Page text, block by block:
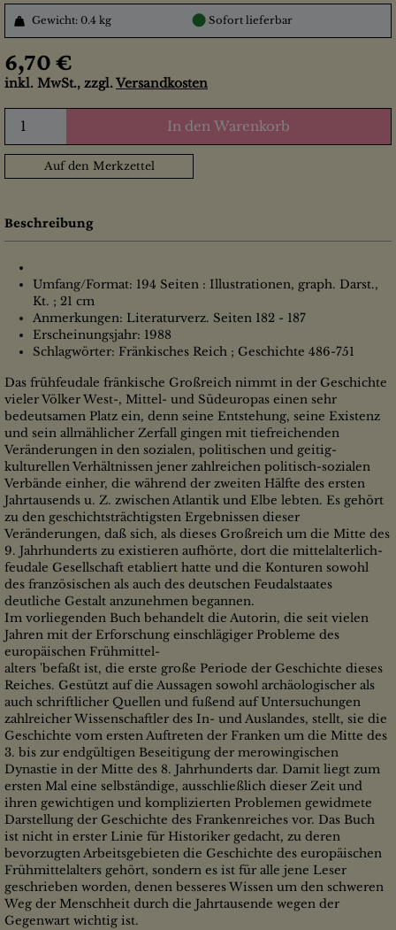
Gewicht: 0.4 kg ● Sofort lieferbar
6,70 €
inkl. MwSt., zzgl. Versandkosten
In den Warenkorb
Auf den Merkzettel
Beschreibung
Umfang/Format: 194 Seiten : Illustrationen, graph. Darst.,
Kt. ; 21 cm
Anmerkungen: Literaturverz. Seiten 182 - 187
Erscheinungsjahr: 1988
Schlagwörter: Fränkisches Reich ; Geschichte 486-751
Das frühfeudale fränkische Großreich nimmt in der Geschichte
vieler Völker West-, Mittel- und Südeuropas einen sehr
bedeutsamen Platz ein, denn seine Entstehung, seine Existenz
und sein allmählicher Zerfall gingen mit tiefreichenden
Veränderungen in den sozialen, politischen und geitig-
kulturellen Verhältnissen jener zahlreichen politisch-sozialen
Verbände einher, die während der zweiten Hälfte des ersten
Jahrtausends u. Z. zwischen Atlantik und Elbe lebten. Es gehört
zu den geschichtsträchtigsten Ergebnissen dieser
Veränderungen, daß sich, als dieses Großreich um die Mitte des
9. Jahrhunderts zu existieren aufhörte, dort die mittelalterlich-
feudale Gesellschaft etabliert hatte und die Konturen sowohl
des französischen als auch des deutschen Feudalstaates
deutliche Gestalt anzunehmen begannen.
Im vorliegenden Buch behandelt die Autorin, die seit vielen
Jahren mit der Erforschung einschlägiger Probleme des
europäischen Frühmittel-
alters 'befaßt ist, die erste große Periode der Geschichte dieses
Reiches. Gestützt auf die Aussagen sowohl archäologischer als
auch schriftlicher Quellen und fußend auf Untersuchungen
zahlreicher Wissenschaftler des In- und Auslandes, stellt, sie die
Geschichte vom ersten Auftreten der Franken um die Mitte des
3. bis zur endgültigen Beseitigung der merowingischen
Dynastie in der Mitte des 8. Jahrhunderts dar. Damit liegt zum
ersten Mal eine selbständige, ausschließlich dieser Zeit und
ihren gewichtigen und komplizierten Problemen gewidmete
Darstellung der Geschichte des Frankenreiches vor. Das Buch
ist nicht in erster Linie für Historiker gedacht, zu deren
bevorzugten Arbeitsgebieten die Geschichte des europäischen
Frühmittelalters gehört, sondern es ist für alle jene Leser
geschrieben worden, denen besseres Wissen um den schweren
Weg der Menschheit durch die Jahrtausende wegen der
Gegenwart wichtig ist.